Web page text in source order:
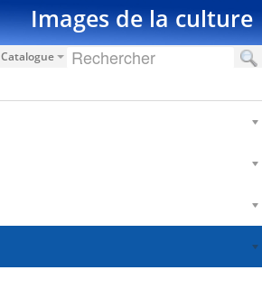
Images de la culture
Catalogue